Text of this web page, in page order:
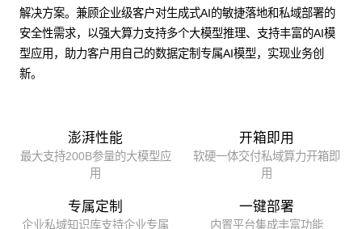
解决方案。兼顾企业级客户对生成式AI的敏捷落地和私域部署的
安全性需求，以强大算力支持多个大模型推理、支持丰富的AI模
型应用，助力客户用自己的数据定制专属AI模型，实现业务创
新。
澎湃性能
最大支持200B参量的大模型应
用
开箱即用
软硬一体交付私域算力开箱即
用
专属定制
企业私域知识库支持企业专属
一键部署
内置平台集成丰富功能